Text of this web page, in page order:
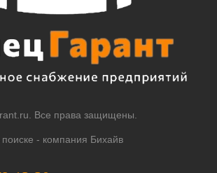
Все права защищены.
- компания Бихайв